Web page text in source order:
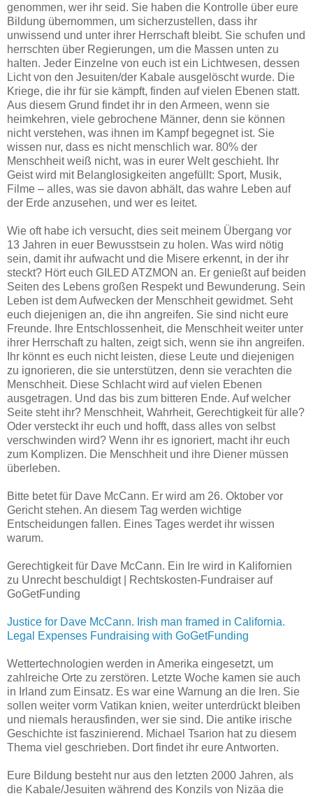
genommen, wer ihr seid. Sie haben die Kontrolle über eure
Bildung übernommen, um sicherzustellen, dass ihr
unwissend und unter ihrer Herrschaft bleibt. Sie schufen und
herrschten über Regierungen, um die Massen unten zu
halten. Jeder Einzelne von euch ist ein Lichtwesen, dessen
Licht von den Jesuiten/der Kabale ausgelöscht wurde. Die
Kriege, die ihr für sie kämpft, finden auf vielen Ebenen statt.
Aus diesem Grund findet ihr in den Armeen, wenn sie
heimkehren, viele gebrochene Männer, denn sie können
nicht verstehen, was ihnen im Kampf begegnet ist. Sie
wissen nur, dass es nicht menschlich war. 80% der
Menschheit weiß nicht, was in eurer Welt geschieht. Ihr
Geist wird mit Belanglosigkeiten angefüllt: Sport, Musik,
Filme – alles, was sie davon abhält, das wahre Leben auf
der Erde anzusehen, und wer es leitet.
Wie oft habe ich versucht, dies seit meinem Übergang vor
13 Jahren in euer Bewusstsein zu holen. Was wird nötig
sein, damit ihr aufwacht und die Misere erkennt, in der ihr
steckt? Hört euch GILED ATZMON an. Er genießt auf beiden
Seiten des Lebens großen Respekt und Bewunderung. Sein
Leben ist dem Aufwecken der Menschheit gewidmet. Seht
euch diejenigen an, die ihn angreifen. Sie sind nicht eure
Freunde. Ihre Entschlossenheit, die Menschheit weiter unter
ihrer Herrschaft zu halten, zeigt sich, wenn sie ihn angreifen.
Ihr könnt es euch nicht leisten, diese Leute und diejenigen
zu ignorieren, die sie unterstützen, denn sie verachten die
Menschheit. Diese Schlacht wird auf vielen Ebenen
ausgetragen. Und das bis zum bitteren Ende. Auf welcher
Seite steht ihr? Menschheit, Wahrheit, Gerechtigkeit für alle?
Oder versteckt ihr euch und hofft, dass alles von selbst
verschwinden wird? Wenn ihr es ignoriert, macht ihr euch
zum Komplizen. Die Menschheit und ihre Diener müssen
überleben.
Bitte betet für Dave McCann. Er wird am 26. Oktober vor
Gericht stehen. An diesem Tag werden wichtige
Entscheidungen fallen. Eines Tages werdet ihr wissen
warum.
Gerechtigkeit für Dave McCann. Ein Ire wird in Kalifornien
zu Unrecht beschuldigt | Rechtskosten-Fundraiser auf
GoGetFunding
Justice for Dave McCann. Irish man framed in California.
Legal Expenses Fundraising with GoGetFunding
Wettertechnologien werden in Amerika eingesetzt, um
zahlreiche Orte zu zerstören. Letzte Woche kamen sie auch
in Irland zum Einsatz. Es war eine Warnung an die Iren. Sie
sollen weiter vorm Vatikan knien, weiter unterdrückt bleiben
und niemals herausfinden, wer sie sind. Die antike irische
Geschichte ist faszinierend. Michael Tsarion hat zu diesem
Thema viel geschrieben. Dort findet ihr eure Antworten.
Eure Bildung besteht nur aus den letzten 2000 Jahren, als
die Kabale/Jesuiten während des Konzils von Nizäa die